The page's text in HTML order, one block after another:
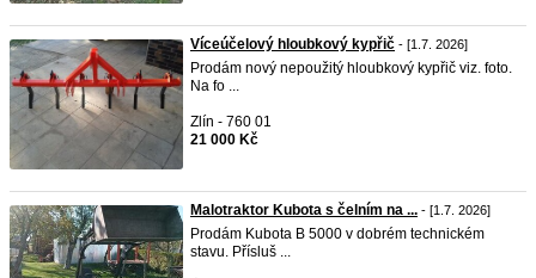
Víceúčelový hloubkový kypřič - [1.7. 2026]
Prodám nový nepoužitý hloubkový kypřič viz. foto.
Na fo ...
Zlín - 760 01
21 000 Kč
Malotraktor Kubota s čelním na ... - [1.7. 2026]
Prodám Kubota B 5000 v dobrém technickém
stavu. Přísluš ...